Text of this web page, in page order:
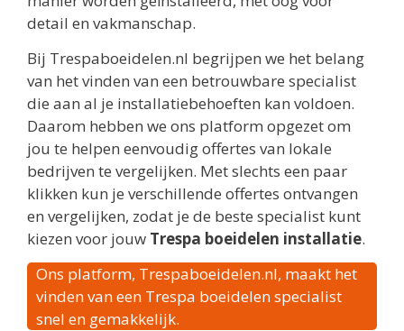
detail en vakmanschap.
Bij Trespaboeidelen.nl begrijpen we het belang
van het vinden van een betrouwbare specialist
die aan al je installatiebehoeften kan voldoen.
Daarom hebben we ons platform opgezet om
jou te helpen eenvoudig offertes van lokale
bedrijven te vergelijken. Met slechts een paar
klikken kun je verschillende offertes ontvangen
en vergelijken, zodat je de beste specialist kunt
kiezen voor jouw Trespa boeidelen installatie.
Ons platform, Trespaboeidelen.nl, maakt het
vinden van een Trespa boeidelen specialist
snel en gemakkelijk.